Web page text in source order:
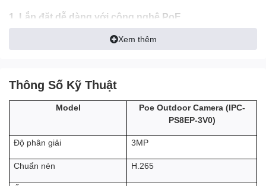
1. Lắp đặt dễ dàng với công nghệ PoE
giản hơn. Chỉ cần một dây mạng duy nhất vừa truyền dữ liệu vừa
cấp nguồn, tiết kiệm chi phí và thời gian lắp đặt.
2. Hình ảnh sắc nét với độ phân giải 3MP
Sở hữu cảm biến 3MP, camera mang đến chất lượng hình ảnh rõ
ràng, chi tiết, giúp bạn dễ dàng quan sát mọi hoạt động trong khu
Xem thêm
Thông Số Kỹ Thuật
Model Poe Outdoor Camera (IPC-
PS8EP-3V0)
Độ phân giải 3MP
Chuẩn nén H.265